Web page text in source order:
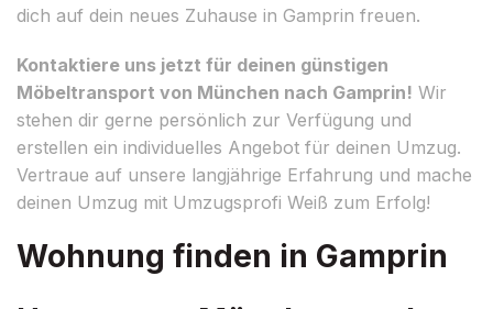
dich auf dein neues Zuhause in Gamprin freuen.
Kontaktiere uns jetzt für deinen günstigen
Möbeltransport von München nach Gamprin! Wir
stehen dir gerne persönlich zur Verfügung und
erstellen ein individuelles Angebot für deinen Umzug.
Vertraue auf unsere langjährige Erfahrung und mache
deinen Umzug mit Umzugsprofi Weiß zum Erfolg!
Wohnung finden in Gamprin